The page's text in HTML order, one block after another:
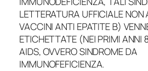
LETTERATURA UFFICIALE NON
VACCINI ANTI EPATITE B)
ETICHETTATE (NEI PRIMI ANNI
AIDS, OVVERO SINDROME DA
IMMUNOFEFICIENZA.